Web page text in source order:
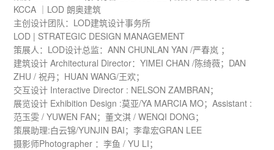
KCCA ｜LOD 朗奥建筑
主创设计团队：LOD建筑设计事务所
LOD | STRATEGIC DESIGN MANAGEMENT
策展人：LOD设计总监：ANN CHUNLAN YAN /严春岚 ；
建筑设计 Architectural Director：YIMEI CHAN /陈绮薇；DAN
ZHU / 祝丹；HUAN WANG/王欢；
交互设计 Interactive Director : NELSON ZAMBRAN；
展览设计 Exhibition Design :莫亚/YA MARCIA MO；Assistant :
范玉雯 / YUWEN FAN；董文淇 / WENQI DONG；
策展助理:白云锦/YUNJIN BAI；李韋宏GRAN LEE
摄影师Photographer ：李鱼 / YU LI；